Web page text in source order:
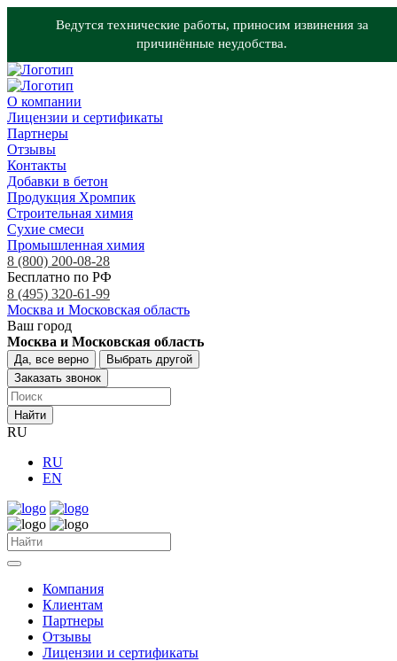
Ведутся технические работы, приносим извинения за
причинённые неудобства.
О компании
Лицензии и сертификаты
Партнеры
Отзывы
Контакты
Добавки в бетон
Продукция Хромпик
Строительная химия
Сухие смеси
Промышленная химия
8 (800) 200-08-28
Бесплатно по РФ
8 (495) 320-61-99
Москва и Московская область
Ваш город
Москва и Московская область
Да, все верно
Выбрать другой
Заказать звонок
Найти
RU
RU
EN
Компания
Клиентам
Партнеры
Отзывы
Лицензии и сертификаты